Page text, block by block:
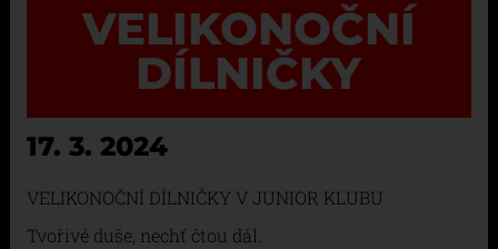
VELIKONOČNÍ
DÍLNIČKY
17. 3. 2024
VELIKONOČNÍ DÍLNIČKY V JUNIOR KLUBU
Tvořivé duše, nechť čtou dál.